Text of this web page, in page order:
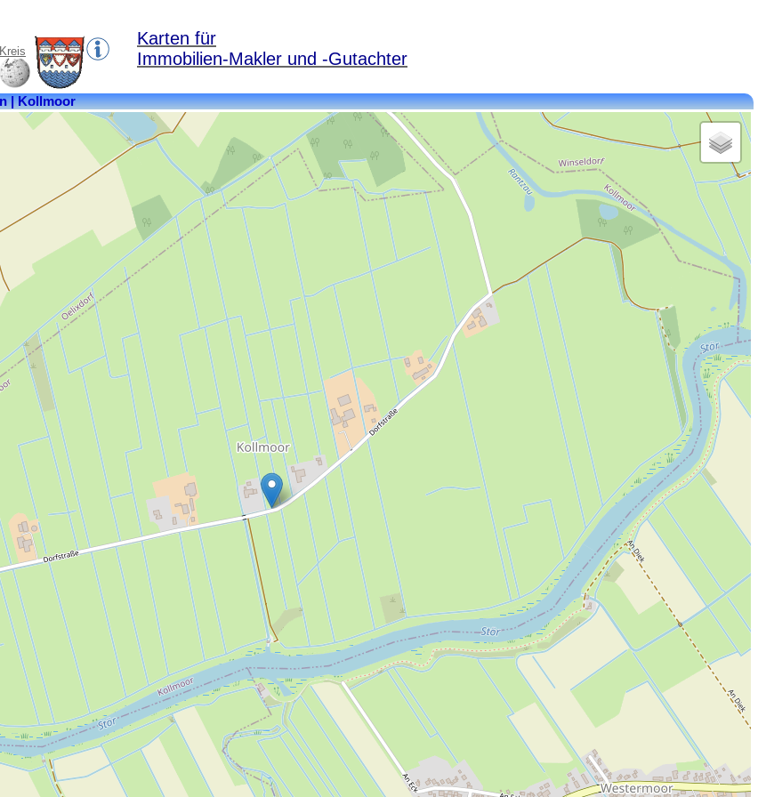
Kreis
Steinburg
Bundesland:
Schleswig-
Holstein
Fläche:
km²
Einwohner:
32
Postleitzahl:
25524
Ortsteile:
Kollmoor
Karten für
Immobilien-Makler und -Gutachter